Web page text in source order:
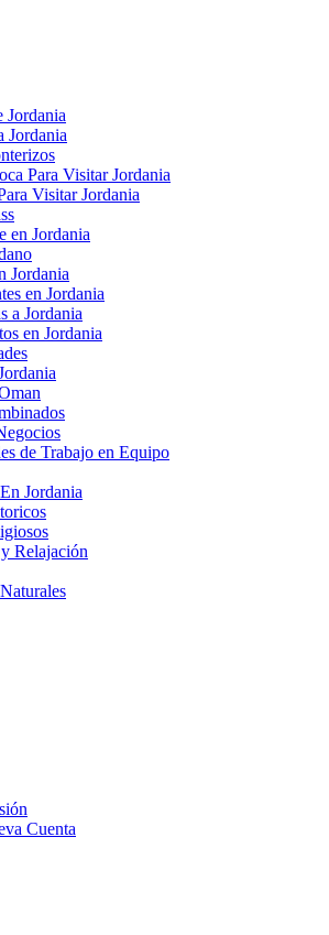
Jordania
Jordania
Para Visitar Jordania
Visitar Jordania
en Jordania
Jordania
en Jordania
a Jordania
en Jordania
de Trabajo en Equipo
Jordania
Relajación
Cuenta